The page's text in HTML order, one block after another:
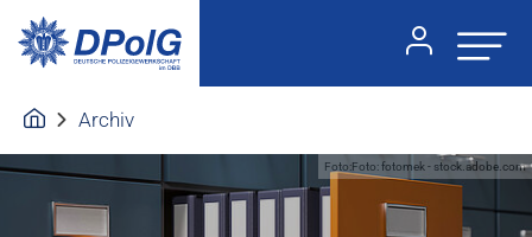
Archiv
Foto:Foto: fotomek - stock.adobe.com